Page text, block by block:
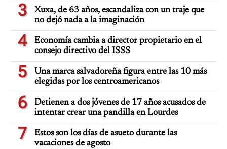
3
Xuxa, de 63 años, escandaliza con un traje que
no dejó nada a la imaginación
4
Economía cambia a director propietario en el
consejo directivo del ISSS
5
Una marca salvadoreña figura entre las 10 más
elegidas por los centroamericanos
6
Detienen a dos jóvenes de 17 años acusados de
intentar crear una pandilla en Lourdes
7
Estos son los días de asueto durante las
vacaciones de agosto